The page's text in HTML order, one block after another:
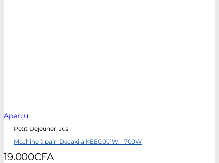
Aperçu
Petit Déjeuner-Jus
Machine à pain Décakila KEEC001W – 700W
19.000CFA